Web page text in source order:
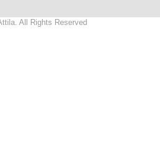
All Rights Reserved